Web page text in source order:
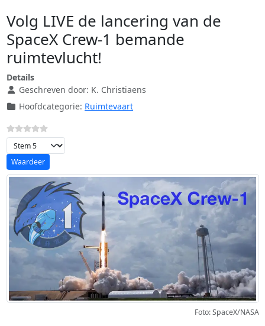
Volg LIVE de lancering van de
SpaceX Crew-1 bemande
ruimtevlucht!
Details
Geschreven door: K. Christiaens
Hoofdcategorie: Ruimtevaart
Voeg waardering toe
Foto: SpaceX/NASA